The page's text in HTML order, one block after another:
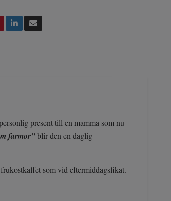
present till en mamma som nu
farmor"blir den en daglig
som vid eftermiddagsfikat.